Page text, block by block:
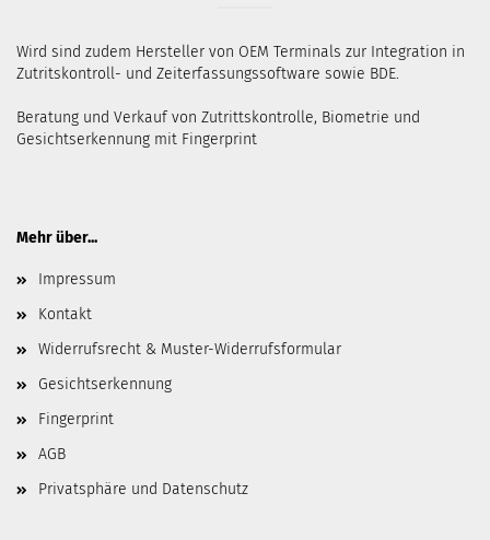
Wird sind zudem Hersteller von OEM Terminals zur Integration in
Zutritskontroll- und Zeiterfassungssoftware sowie BDE.
Beratung und Verkauf von Zutrittskontrolle, Biometrie und
Gesichtserkennung mit Fingerprint
Mehr über...
Impressum
Kontakt
Widerrufsrecht & Muster-Widerrufsformular
Gesichtserkennung
Fingerprint
AGB
Privatsphäre und Datenschutz